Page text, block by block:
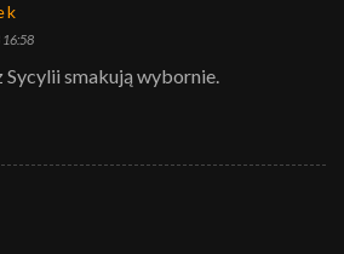
Sycylii smakują wybornie.